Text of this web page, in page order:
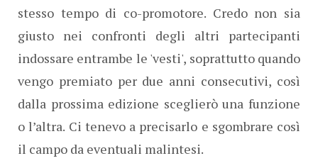
stesso tempo di co-promotore. Credo non sia
giusto nei confronti degli altri partecipanti
indossare entrambe le 'vesti', soprattutto quando
vengo premiato per due anni consecutivi, così
dalla prossima edizione sceglierò una funzione
o l’altra. Ci tenevo a precisarlo e sgombrare così
il campo da eventuali malintesi.